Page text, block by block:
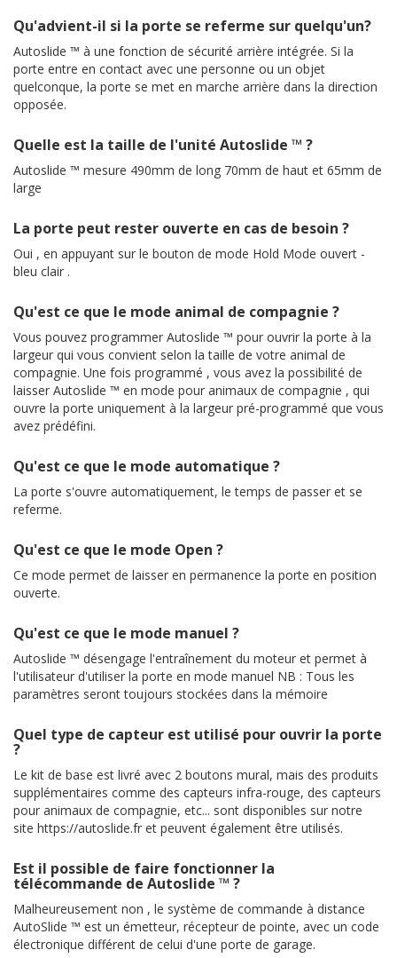
Qu'advient-il si la porte se referme sur quelqu'un?
Autoslide ™ à une fonction de sécurité arrière intégrée. Si la
porte entre en contact avec une personne ou un objet
quelconque, la porte se met en marche arrière dans la direction
opposée.
Quelle est la taille de l'unité Autoslide ™ ?
Autoslide ™ mesure 490mm de long 70mm de haut et 65mm de
large
La porte peut rester ouverte en cas de besoin ?
Oui , en appuyant sur le bouton de mode Hold Mode ouvert -
bleu clair .
Qu'est ce que le mode animal de compagnie ?
Vous pouvez programmer Autoslide ™ pour ouvrir la porte à la
largeur qui vous convient selon la taille de votre animal de
compagnie. Une fois programmé , vous avez la possibilité de
laisser Autoslide ™ en mode pour animaux de compagnie , qui
ouvre la porte uniquement à la largeur pré-programmé que vous
avez prédéfini.
Qu'est ce que le mode automatique ?
La porte s'ouvre automatiquement, le temps de passer et se
referme.
Qu'est ce que le mode Open ?
Ce mode permet de laisser en permanence la porte en position
ouverte.
Qu'est ce que le mode manuel ?
Autoslide ™ désengage l'entraînement du moteur et permet à
l'utilisateur d'utiliser la porte en mode manuel NB : Tous les
paramètres seront toujours stockées dans la mémoire
Quel type de capteur est utilisé pour ouvrir la porte
?
Le kit de base est livré avec 2 boutons mural, mais des produits
supplémentaires comme des capteurs infra-rouge, des capteurs
pour animaux de compagnie, etc... sont disponibles sur notre
site https://autoslide.fr et peuvent également être utilisés.
Est il possible de faire fonctionner la
télécommande de Autoslide ™ ?
Malheureusement non , le système de commande à distance
AutoSlide ™ est un émetteur, récepteur de pointe, avec un code
électronique différent de celui d'une porte de garage.